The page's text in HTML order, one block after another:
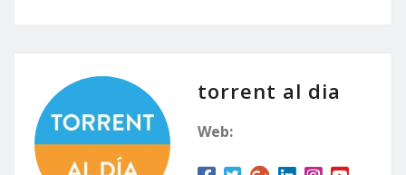
torrent al dia
Web: